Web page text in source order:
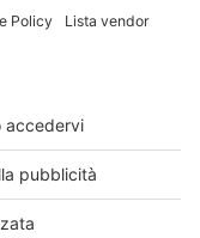
PKU Day